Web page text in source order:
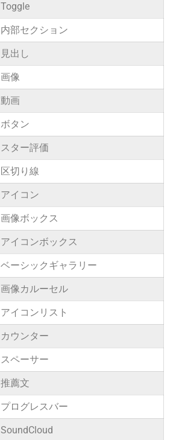
Toggle
内部セクション
見出し
画像
動画
ボタン
スター評価
区切り線
アイコン
画像ボックス
アイコンボックス
ベーシックギャラリー
画像カルーセル
アイコンリスト
カウンター
スペーサー
推薦文
プログレスバー
SoundCloud